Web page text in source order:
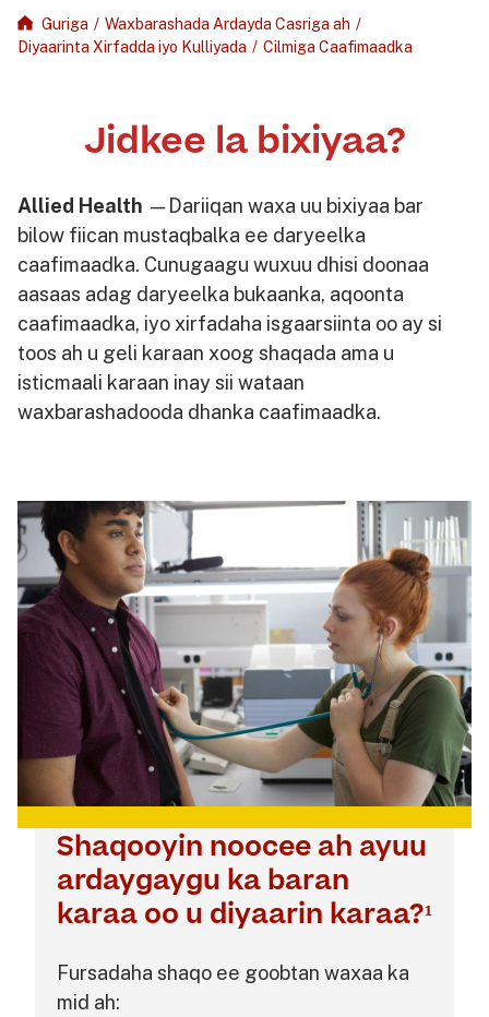
Guriga / Waxbarashada Ardayda Casriga ah /
Diyaarinta Xirfadda iyo Kulliyada / Cilmiga Caafimaadka
Jidkee la bixiyaa?
Allied Health —Dariiqan waxa uu bixiyaa bar
bilow fiican mustaqbalka ee daryeelka
caafimaadka. Cunugaagu wuxuu dhisi doonaa
aasaas adag daryeelka bukaanka, aqoonta
caafimaadka, iyo xirfadaha isgaarsiinta oo ay si
toos ah u geli karaan xoog shaqada ama u
isticmaali karaan inay sii wataan
waxbarashadooda dhanka caafimaadka.
Shaqooyin noocee ah ayuu
ardaygaygu ka baran
karaa oo u diyaarin karaa?¹
Fursadaha shaqo ee goobtan waxaa ka
mid ah: